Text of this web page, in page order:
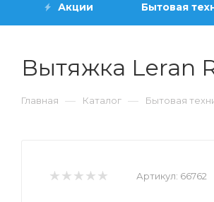
Акции Бытовая
Вытяжка Leran
Главная — Каталог — Бытовая
Артикул: 66762